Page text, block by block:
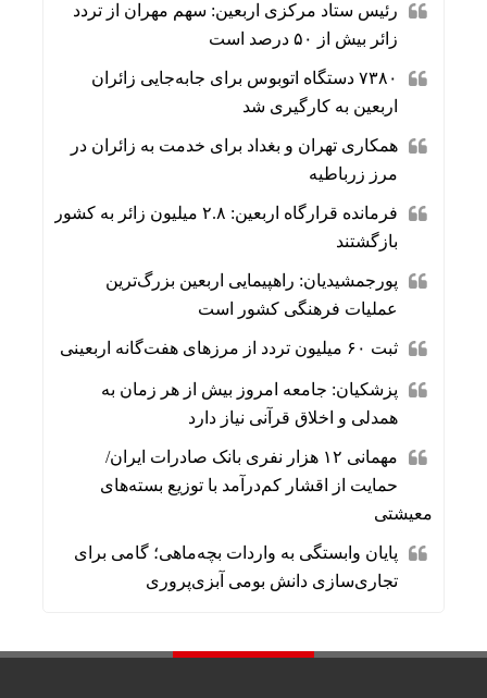
رئیس ستاد مرکزی اربعین: سهم مهران از تردد
زائر بیش از ۵۰ درصد است
۷۳۸۰ دستگاه اتوبوس برای جابه‌جایی زائران
اربعین به‌ کارگیری شد
همکاری تهران و بغداد برای خدمت به زائران در
مرز زرباطیه
فرمانده قرارگاه اربعین: ۲.۸ میلیون زائر به کشور
بازگشتند
پورجمشیدیان: راهپیمایی اربعین بزرگ‌ترین
عملیات فرهنگی کشور است
ثبت ۶۰ میلیون تردد از مرزهای هفت‌گانه اربعینی
پزشکیان: جامعه امروز بیش از هر زمان به
همدلی و اخلاق قرآنی نیاز دارد
مهمانی ۱۲ هزار نفری بانک صادرات ایران/
حمایت از اقشار کم‌درآمد با توزیع بسته‌های
معیشتی
پایان وابستگی به واردات بچه‌ماهی؛ گامی برای
تجاری‌سازی دانش بومی آبزی‌پروری